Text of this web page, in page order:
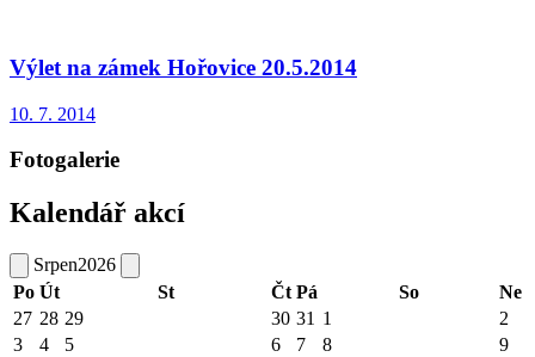
Výlet na zámek Hořovice 20.5.2014
10. 7. 2014
Fotogalerie
Kalendář akcí
Srpen2026
Po Út St Čt Pá So
Ne
27 28 29 30 31 1
2
3
4 5 6 7 8
9